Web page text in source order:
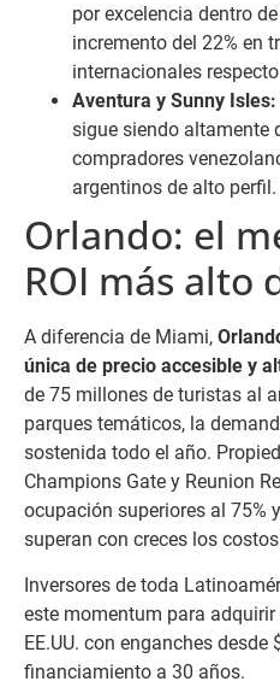
por excelencia dentro
incremento del 22% en
internacionales
Aventura y Sunny Isles:
sigue siendo altamente
compradores
argentinos de alto perfil.
Orlando: el
ROI más alto
A diferencia de Miami,
única de precio accesible y
de 75 millones de turistas al
parques temáticos, la
sostenida todo el año.
Champions Gate y Reunion
ocupación superiores al 75%
superan con creces los
Inversores de toda
este momentum para
EE.UU. con enganches desde
financiamiento a 30 años.